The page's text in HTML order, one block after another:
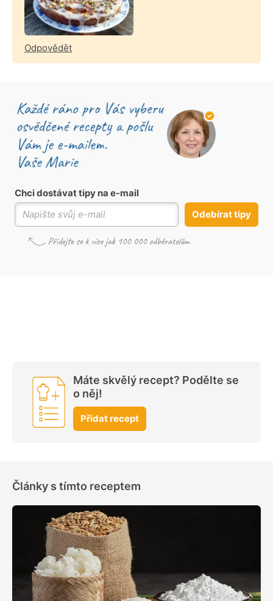
Odpovědět
Chci dostávat tipy na e-mail
Odebírat tipy
Máte skvělý recept? Podělte se
o něj!
Přidat recept
Články s tímto receptem